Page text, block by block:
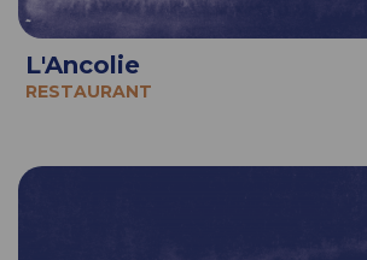
L'Ancolie
RESTAURANT